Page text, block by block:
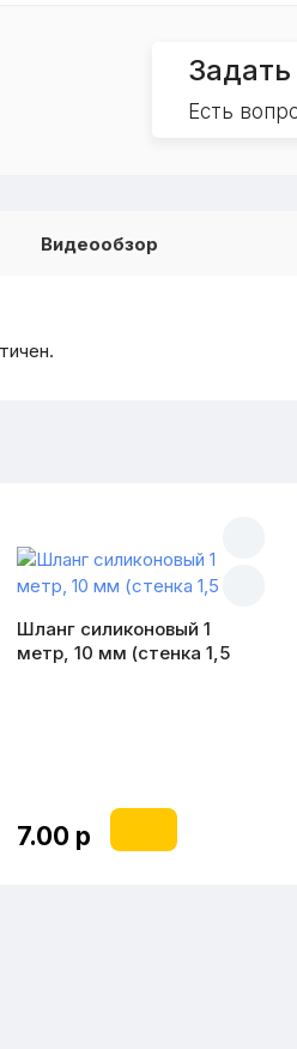
Есть
Видеообзор
Шланг силиконовый 1
метр, 10 мм (стенка 1,5
7.00 р